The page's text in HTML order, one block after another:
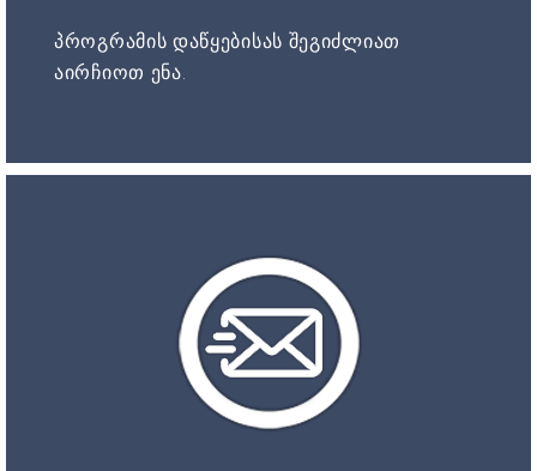
პროგრამის დაწყებისას შეგიძლიათ
აირჩიოთ ენა.